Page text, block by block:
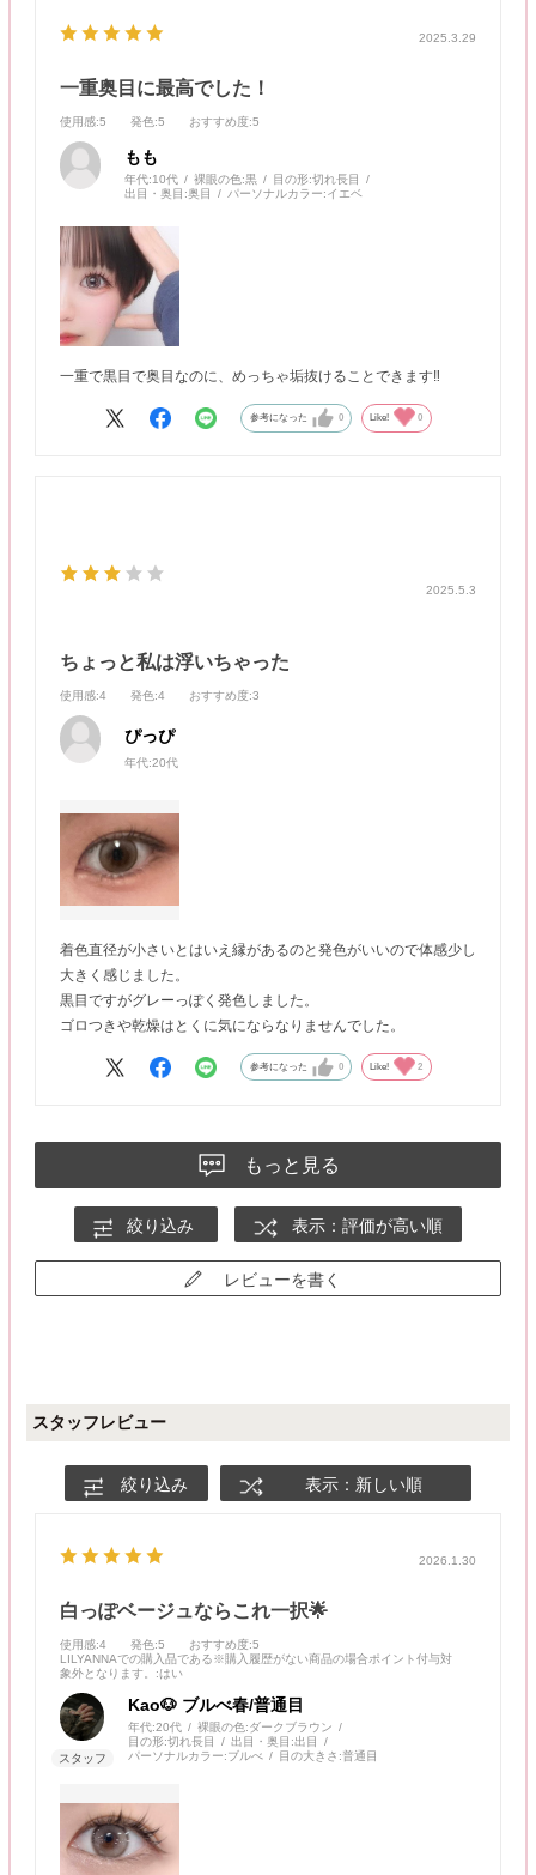
2025.3.29
一重奥目に最高でした！
使用感:5 発色:5 おすすめ度:5
もも
年代:10代 裸眼の色:黒 目の形:切れ長目
出目・奥目:奥目 パーソナルカラー:イエベ
一重で黒目で奥目なのに、めっちゃ垢抜けることできます‼️
参考になった 0 Like! 0
2025.5.3
ちょっと私は浮いちゃった
使用感:4 発色:4 おすすめ度:3
ぴっぴ
年代:20代
着色直径が小さいとはいえ縁があるのと発色がいいので体感少し
大きく感じました。
黒目ですがグレーっぽく発色しました。
ゴロつきや乾燥はとくに気にならなりませんでした。
参考になった 0 Like! 2
もっと見る
絞り込み 表示：評価が高い順
レビューを書く
スタッフレビュー
絞り込み 表示：新しい順
2026.1.30
白っぽベージュならこれ一択🌟
使用感:4 発色:5 おすすめ度:5
LILYANNAでの購入品である※購入履歴がない商品の場合ポイント付与対
象外となります。
:はい
Kao🐶 ブルべ春/普通目
年代:20代 裸眼の色:ダークブラウン
目の形:切れ長目 出目・奥目:出目
パーソナルカラー:ブルべ 目の大きさ:普通目